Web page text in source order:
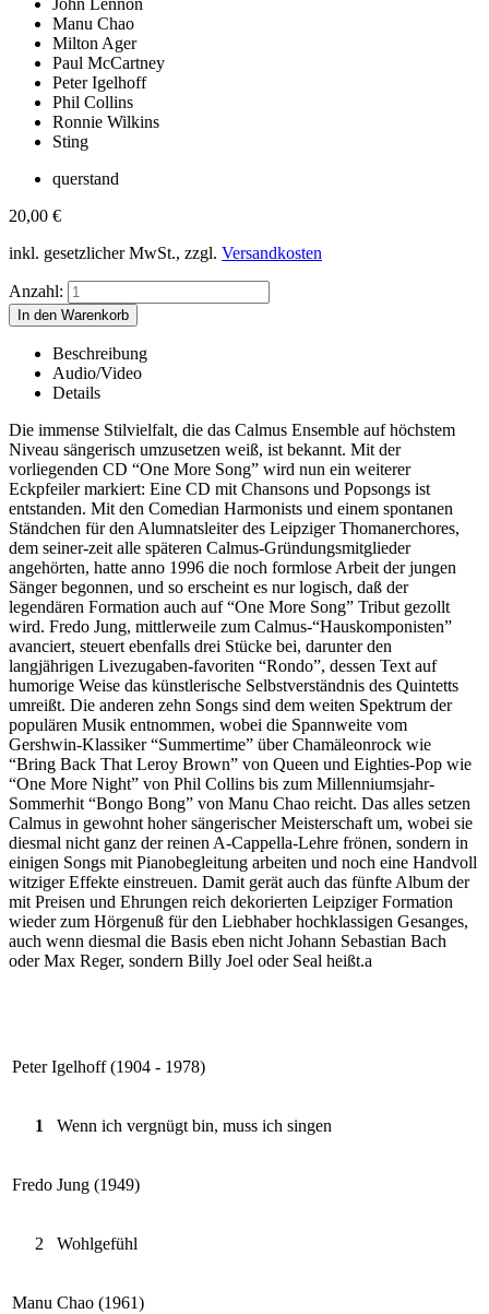
Manu Chao
Milton Ager
Paul McCartney
Peter Igelhoff
Phil Collins
Ronnie Wilkins
Sting
querstand
20,00 €
inkl. gesetzlicher MwSt., zzgl. Versandkosten
Anzahl:
Beschreibung
Audio/Video
Details
Die immense Stilvielfalt, die das Calmus Ensemble auf höchstem
Niveau sängerisch umzusetzen weiß, ist bekannt. Mit der
vorliegenden CD “One More Song” wird nun ein weiterer
Eckpfeiler markiert: Eine CD mit Chansons und Popsongs ist
entstanden. Mit den Comedian Harmonists und einem spontanen
Ständchen für den Alumnatsleiter des Leipziger Thomanerchores,
dem seiner-zeit alle späteren Calmus-Gründungsmitglieder
angehörten, hatte anno 1996 die noch formlose Arbeit der jungen
Sänger begonnen, und so erscheint es nur logisch, daß der
legendären Formation auch auf “One More Song” Tribut gezollt
wird. Fredo Jung, mittlerweile zum Calmus-“Hauskomponisten”
avanciert, steuert ebenfalls drei Stücke bei, darunter den
langjährigen Livezugaben-favoriten “Rondo”, dessen Text auf
humorige Weise das künstlerische Selbstverständnis des Quintetts
umreißt. Die anderen zehn Songs sind dem weiten Spektrum der
populären Musik entnommen, wobei die Spannweite vom
Gershwin-Klassiker “Summertime” über Chamäleonrock wie
“Bring Back That Leroy Brown” von Queen und Eighties-Pop wie
“One More Night” von Phil Collins bis zum Millenniumsjahr-
Sommerhit “Bongo Bong” von Manu Chao reicht. Das alles setzen
Calmus in gewohnt hoher sängerischer Meisterschaft um, wobei sie
diesmal nicht ganz der reinen A-Cappella-Lehre frönen, sondern in
einigen Songs mit Pianobegleitung arbeiten und noch eine Handvoll
witziger Effekte einstreuen. Damit gerät auch das fünfte Album der
mit Preisen und Ehrungen reich dekorierten Leipziger Formation
wieder zum Hörgenuß für den Liebhaber hochklassigen Gesanges,
auch wenn diesmal die Basis eben nicht Johann Sebastian Bach
oder Max Reger, sondern Billy Joel oder Seal heißt.a
Peter Igelhoff (1904 - 1978)
1 Wenn ich vergnügt bin, muss ich singen
Fredo Jung (1949)
2 Wohlgefühl
Manu Chao (1961)